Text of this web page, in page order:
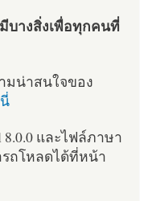
บางสิ่งเพื่อทุกคนที่
มน่าสนใจของ
และไฟล์ภาษา
ถโหลดได้ที่หน้า